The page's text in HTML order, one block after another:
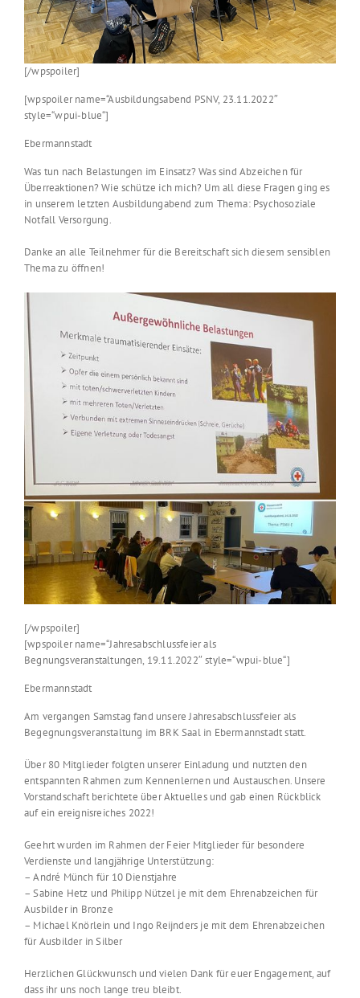
[/wpspoiler]
[wpspoiler name=“Ausbildungsabend PSNV, 23.11.2022″
style=“wpui-blue“]
Ebermannstadt
Was tun nach Belastungen im Einsatz? Was sind Abzeichen für
Überreaktionen? Wie schütze ich mich? Um all diese Fragen ging es
in unserem letzten Ausbildungabend zum Thema: Psychosoziale
Notfall Versorgung.
Danke an alle Teilnehmer für die Bereitschaft sich diesem sensiblen
Thema zu öffnen!
[/wpspoiler]
[wpspoiler name=“Jahresabschlussfeier als
Begnungsveranstaltungen, 19.11.2022″ style=“wpui-blue“]
Ebermannstadt
Am vergangen Samstag fand unsere Jahresabschlussfeier als
Begegnungsveranstaltung im BRK Saal in Ebermannstadt statt.
Über 80 Mitglieder folgten unserer Einladung und nutzten den
entspannten Rahmen zum Kennenlernen und Austauschen. Unsere
Vorstandschaft berichtete über Aktuelles und gab einen Rückblick
auf ein ereignisreiches 2022!
Geehrt wurden im Rahmen der Feier Mitglieder für besondere
Verdienste und langjährige Unterstützung:
– André Münch für 10 Dienstjahre
– Sabine Hetz und Philipp Nützel je mit dem Ehrenabzeichen für
Ausbilder in Bronze
– Michael Knörlein und Ingo Reijnders je mit dem Ehrenabzeichen
für Ausbilder in Silber
Herzlichen Glückwunsch und vielen Dank für euer Engagement, auf
dass ihr uns noch lange treu bleibt.